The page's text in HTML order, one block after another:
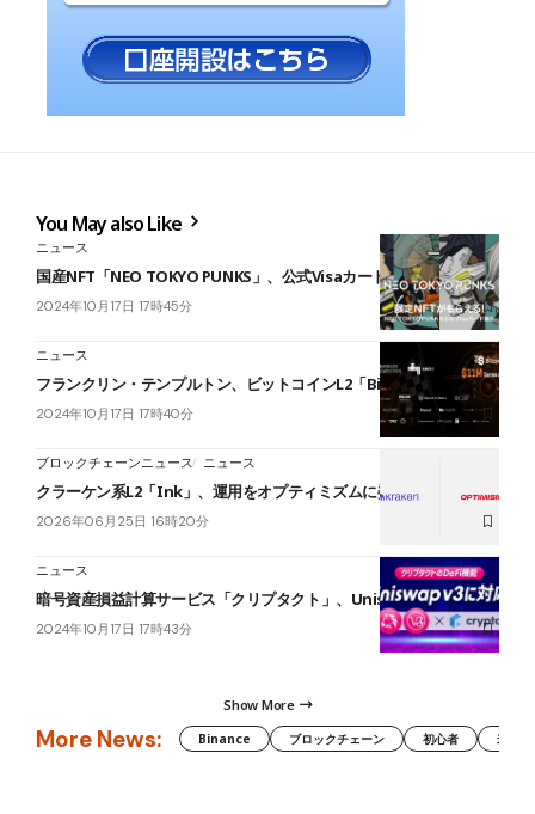
You May also Like
ニュース
国産NFT「NEO TOKYO PUNKS」、公式Visaカードを発行
2024年10月17日 17時45分
ニュース
フランクリン・テンプルトン、ビットコインL2「Bitlayer」に投資
2024年10月17日 17時40分
ブロックチェーンニュース ニュース
クラーケン系L2「Ink」、運用をオプティミズムに委託
2026年06月25日 16時20分
ニュース
暗号資産損益計算サービス「クリプタクト」、Uniswap v3に対応
2024年10月17日 17時43分
Show More
More News: Binance ブロックチェーン 初心者 米国